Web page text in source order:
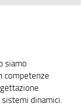
siamo
competenze
dinamici.